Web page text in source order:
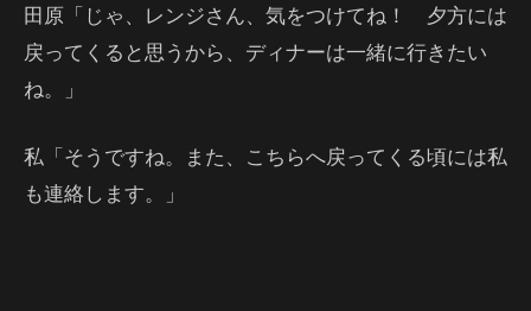
田原「じゃ、レンジさん、気をつけてね！ 夕方には
戻ってくると思うから、ディナーは一緒に行きたい
ね。」
私「そうですね。また、こちらへ戻ってくる頃には私
も連絡します。」